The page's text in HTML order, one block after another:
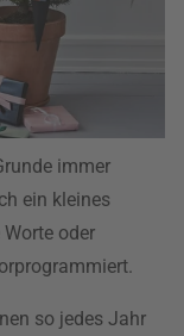
immer
ein kleines
oder
so jedes Jahr